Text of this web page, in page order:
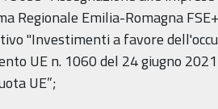
Regionale Emilia-Romagna
"Investimenti a favore
UE n. 1060 del 24 giugno
UE”;